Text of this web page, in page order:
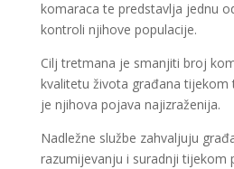
komaraca te predstavlja jednu
kontroli njihove populacije.
Cilj tretmana je smanjiti broj
kvalitetu života građana tijekom
je njihova pojava najizraženija.
Nadležne službe zahvaljuju
razumijevanju i suradnji tijekom